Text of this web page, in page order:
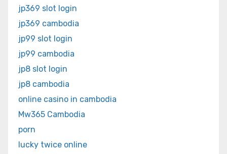
jp369 slot login
jp369 cambodia
jp99 slot login
jp99 cambodia
jp8 slot login
jp8 cambodia
online casino in cambodia
Mw365 Cambodia
porn
lucky twice online